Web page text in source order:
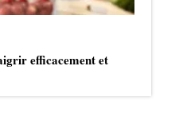
efficacement et